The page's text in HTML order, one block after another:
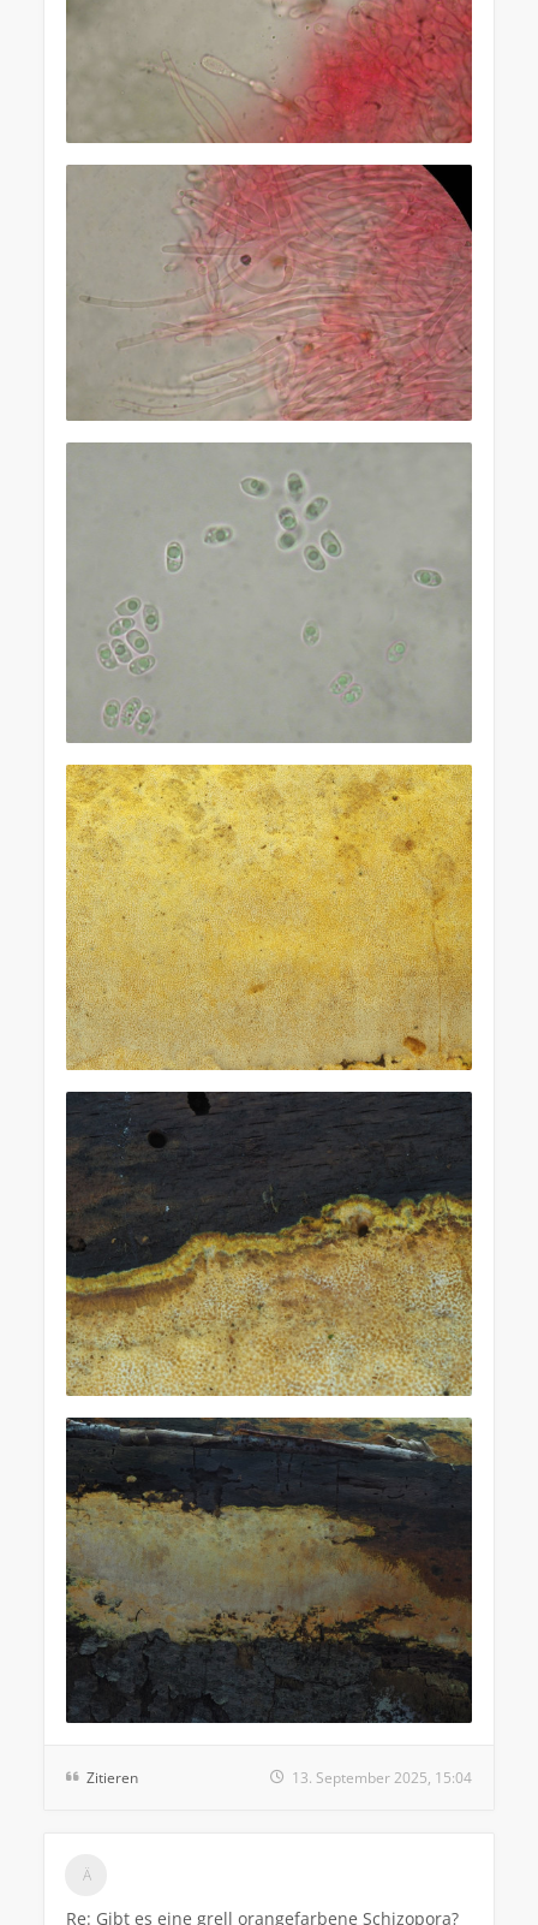
Zitieren 13. September 2025, 15:04
Re: Gibt es eine grell orangefarbene Schizopora?